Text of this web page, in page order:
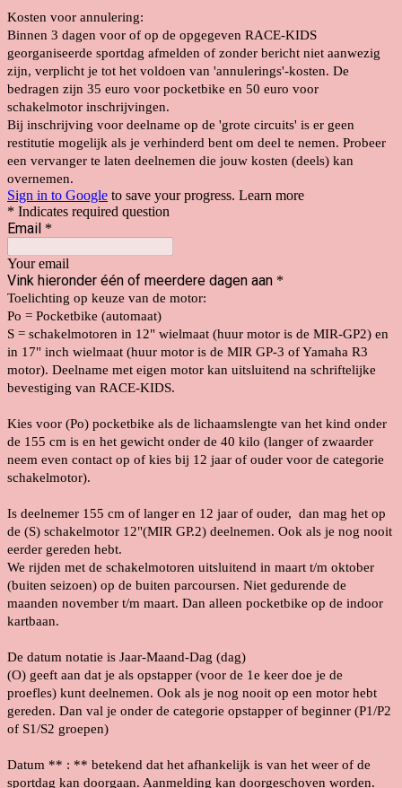
Kosten voor annulering:
Binnen 3 dagen voor of op de opgegeven RACE-KIDS
georganiseerde sportdag afmelden of zonder bericht niet aanwezig
zijn, verplicht je tot het voldoen van 'annulerings'-kosten. De
bedragen zijn 35 euro voor pocketbike en 50 euro voor
schakelmotor inschrijvingen.
Bij inschrijving voor deelname op de 'grote circuits' is er geen
restitutie mogelijk als je verhinderd bent om deel te nemen. Probeer
een vervanger te laten deelnemen die jouw kosten (deels) kan
overnemen.
Sign in to Google to save your progress. Learn more
* Indicates required question
Email *
Your email
Vink hieronder één of meerdere dagen aan *
Toelichting op keuze van de motor:
Po = Pocketbike (automaat)
S = schakelmotoren in 12" wielmaat (huur motor is de MIR-GP2) en
in 17" inch wielmaat (huur motor is de MIR GP-3 of Yamaha R3
motor). Deelname met eigen motor kan uitsluitend na schriftelijke
bevestiging van RACE-KIDS.
Kies voor (Po) pocketbike als de lichaamslengte van het kind onder
de 155 cm is en het gewicht onder de 40 kilo (langer of zwaarder
neem even contact op of kies bij 12 jaar of ouder voor de categorie
schakelmotor).
Is deelnemer 155 cm of langer en 12 jaar of ouder, dan mag het op
de (S) schakelmotor 12"(MIR GP.2) deelnemen. Ook als je nog nooit
eerder gereden hebt.
We rijden met de schakelmotoren uitsluitend in maart t/m oktober
(buiten seizoen) op de buiten parcoursen. Niet gedurende de
maanden november t/m maart. Dan alleen pocketbike op de indoor
kartbaan.
De datum notatie is Jaar-Maand-Dag (dag)
(O) geeft aan dat je als opstapper (voor de 1e keer doe je de
proefles) kunt deelnemen. Ook als je nog nooit op een motor hebt
gereden. Dan val je onder de categorie opstapper of beginner (P1/P2
of S1/S2 groepen)
Datum ** : ** betekend dat het afhankelijk is van het weer of de
sportdag kan doorgaan. Aanmelding kan doorgeschoven worden.